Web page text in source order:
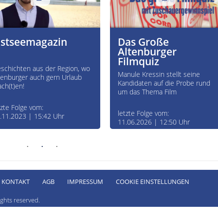
aus der Region, wo
auch gern Urlaub
Folge vom:
| 15:42 Uhr
Das Große
Altenburger
Filmquiz
Manule Kressin stellt seine
Kandidaten auf die Probe rund
um das Thema Film
letzte Folge vom:
11.06.2026 | 12:50 Uhr
KONTAKT AGB IMPRESSUM COOKIE EINSTELLUNGEN
reserved.